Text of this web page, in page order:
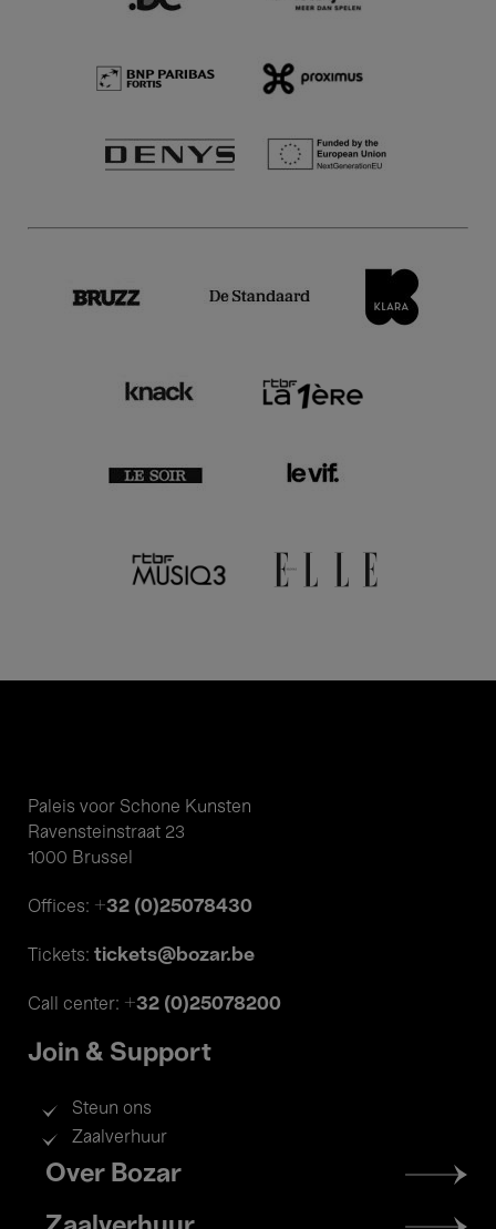
Paleis voor Schone Kunsten
Ravensteinstraat 23
1000 Brussel
Offices: +32 (0)25078430
Tickets: tickets@bozar.be
Call center: +32 (0)25078200
Join & Support
Steun ons
Zaalverhuur
Footer
menu
Over Bozar